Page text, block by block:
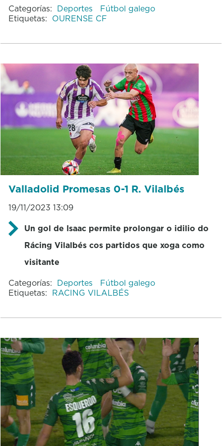
Categorías: Deportes
Fútbol galego
Etiquetas: OURENSE CF
Valladolid Promesas 0-1 R. Vilalbés
19/11/2023 13:09
Un gol de Isaac permite prolongar o idilio do
Rácing Vilalbés cos partidos que xoga como
visitante
Categorías: Deportes
Fútbol galego
Etiquetas: RACING VILALBÉS